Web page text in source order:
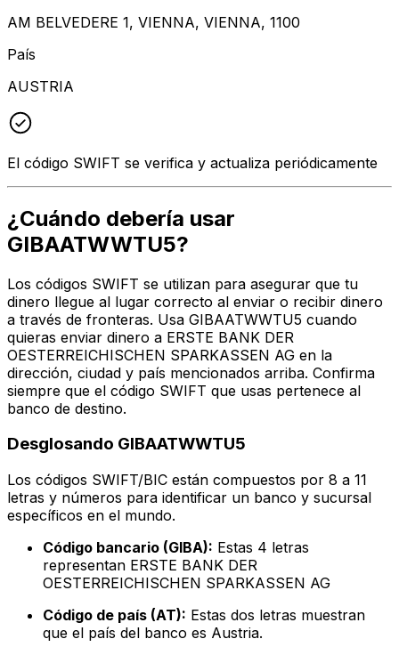
AM BELVEDERE 1, VIENNA, VIENNA, 1100
País
AUSTRIA
El código SWIFT se verifica y actualiza periódicamente
¿Cuándo debería usar
GIBAATWWTU5?
Los códigos SWIFT se utilizan para asegurar que tu
dinero llegue al lugar correcto al enviar o recibir dinero
a través de fronteras. Usa GIBAATWWTU5 cuando
quieras enviar dinero a ERSTE BANK DER
OESTERREICHISCHEN SPARKASSEN AG en la
dirección, ciudad y país mencionados arriba. Confirma
siempre que el código SWIFT que usas pertenece al
banco de destino.
Desglosando GIBAATWWTU5
Los códigos SWIFT/BIC están compuestos por 8 a 11
letras y números para identificar un banco y sucursal
específicos en el mundo.
Código bancario (GIBA): Estas 4 letras
representan ERSTE BANK DER
OESTERREICHISCHEN SPARKASSEN AG
Código de país (AT): Estas dos letras muestran
que el país del banco es Austria.